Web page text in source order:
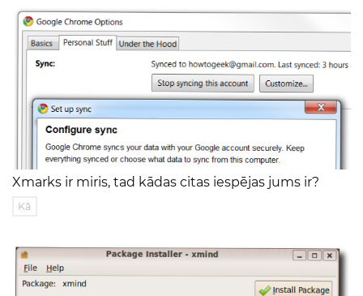
Xmarks ir miris, tad kādas citas iespējas jums ir?
Kā